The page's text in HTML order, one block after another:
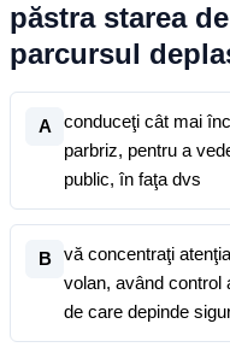
păstra starea
parcursul
A
conduceţi cât mai
parbriz, pentru a
public, în faţa dvs
B
vă concentraţi
volan, având control
de care depinde